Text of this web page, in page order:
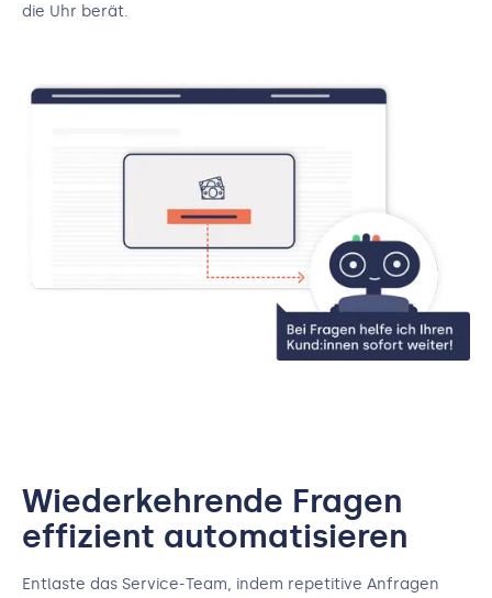
die Uhr berät.
Wiederkehrende Fragen
effizient automatisieren
Entlaste das Service-Team, indem repetitive Anfragen